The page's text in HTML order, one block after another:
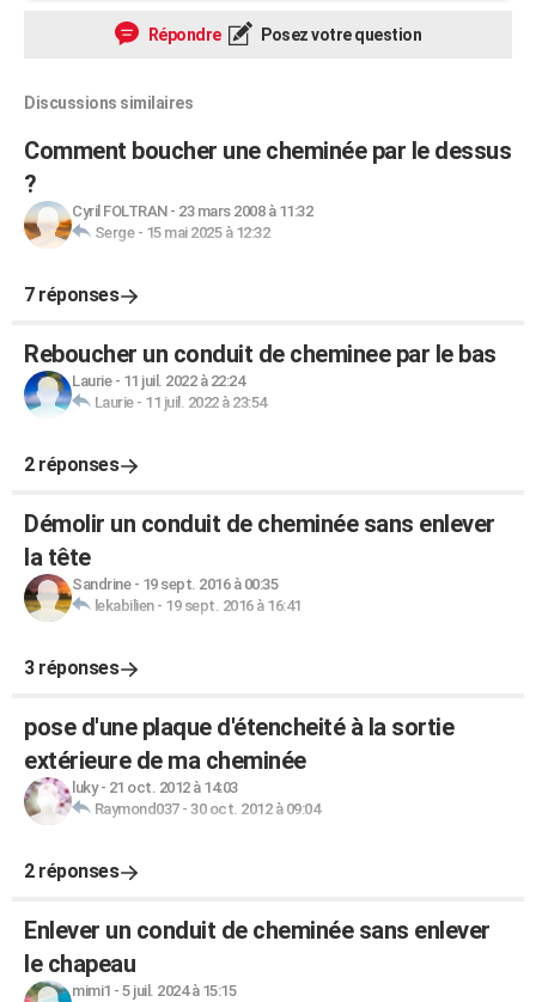
Répondre Posez votre question
Discussions similaires
Comment boucher une cheminée par le dessus
?
Cyril FOLTRAN- 23 mars 2008 à 11:32
Serge- 15 mai 2025 à 12:32
7 réponses
Reboucher un conduit de cheminee par le bas
Laurie- 11 juil. 2022 à 22:24
Laurie- 11 juil. 2022 à 23:54
2 réponses
Démolir un conduit de cheminée sans enlever
la tête
Sandrine- 19 sept. 2016 à 00:35
lekabilien- 19 sept. 2016 à 16:41
3 réponses
pose d'une plaque d'étencheité à la sortie
extérieure de ma cheminée
luky- 21 oct. 2012 à 14:03
Raymond037- 30 oct. 2012 à 09:04
2 réponses
Enlever un conduit de cheminée sans enlever
le chapeau
mimi1 - 5 juil. 2024 à 15:15